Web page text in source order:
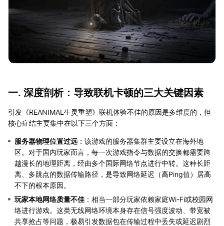
一. 深度剖析：导致联机卡顿的三大关键因素
引发《REANIMAL生灵重塑》联机体验不佳的原因是多维度的，但
核心症结主要集中在以下三个方面：
服务器物理位置过远 ：该游戏的服务器集群主要设立在海外地
区。对于国内玩家而言，每一次游戏指令与数据的交换都需要跨
越漫长的地理距离，经由多个国际网络节点进行中转。这种长距
离、多跳点的数据传输路径，是导致网络延迟（高Ping值）居高
不下的根本原因。
玩家本地网络质量不佳 ：相当一部分玩家依赖家庭Wi-Fi或校园网
络进行游戏。这类无线网络环境本身存在信号强度波动、带宽被
共享抢占等问题，极易引发数据包在传输过程中丢失或延迟剧烈